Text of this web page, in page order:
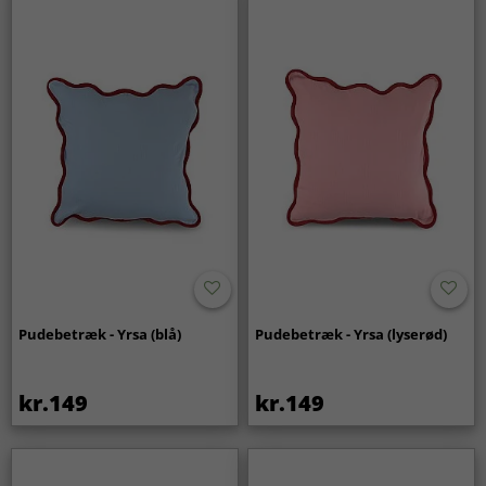
Pudebetræk - Yrsa (blå)
kr.149
Pudebetræk - Yrsa (lyserød)
kr.149